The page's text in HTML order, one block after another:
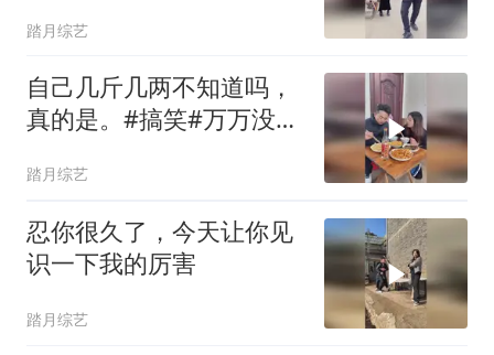
踏月综艺
自己几斤几两不知道吗，
真的是。#搞笑#万万没想
遍笑一遍
踏月综艺
忍你很久了，今天让你见
识一下我的厉害
踏月综艺